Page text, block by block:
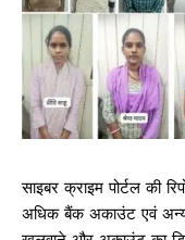
साइबर क्राइम पोर्टल की
अधिक बैंक अकाउंट एवं